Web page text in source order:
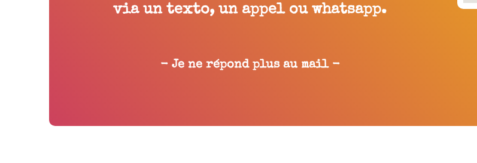
via un texto, un appel ou whatsapp.
- Je ne répond plus au mail -